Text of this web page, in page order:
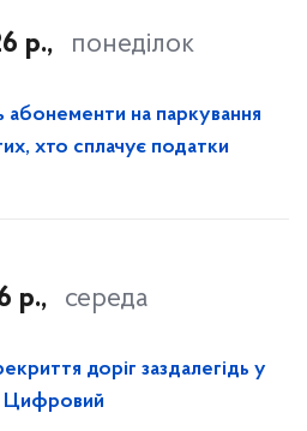
р., понеділок
абонементи на паркування
хто сплачує податки
р., середа
доріг заздалегідь у
Цифровий